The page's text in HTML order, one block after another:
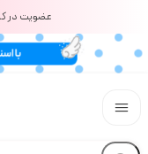
عضویت در